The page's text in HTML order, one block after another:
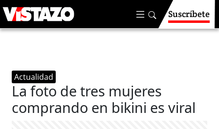
Suscríbete
Actualidad
La foto de tres mujeres
comprando en bikini es viral